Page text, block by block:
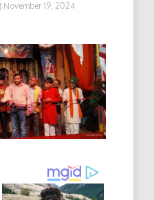
November 19, 2024